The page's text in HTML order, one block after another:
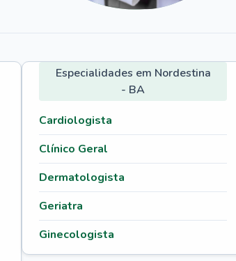
Especialidades em Nordestina
- BA
Cardiologista
Clínico Geral
Dermatologista
Geriatra
Ginecologista